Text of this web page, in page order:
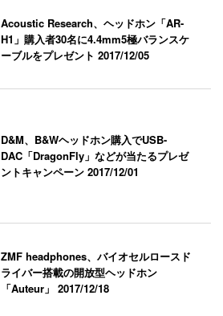
Acoustic Research、ヘッドホン「AR-
H1」購入者30名に4.4mm5極バランスケ
ーブルをプレゼント2017/12/05
D&M、B&Wヘッドホン購入でUSB-
DAC「DragonFly」などが当たるプレゼ
ントキャンペーン2017/12/01
ZMF headphones、バイオセルロースド
ライバー搭載の開放型ヘッドホン
「Auteur」2017/12/18